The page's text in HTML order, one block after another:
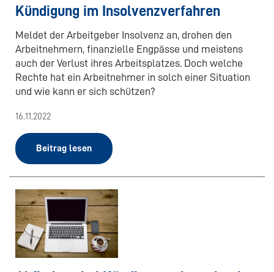
Kündigung im Insolvenzverfahren
Meldet der Arbeitgeber Insolvenz an, drohen den
Arbeitnehmern, finanzielle Engpässe und meistens
auch der Verlust ihres Arbeitsplatzes. Doch welche
Rechte hat ein Arbeitnehmer in solch einer Situation
und wie kann er sich schützen?
16.11.2022
Beitrag lesen